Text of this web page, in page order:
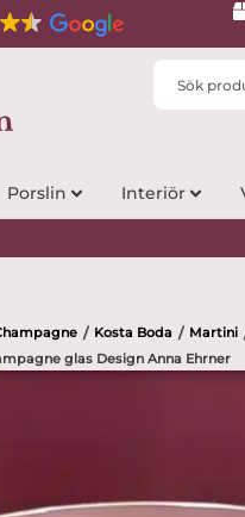
Search
Porslin Interiör
/ Kosta Boda / Martini
glas Design Anna Ehrner